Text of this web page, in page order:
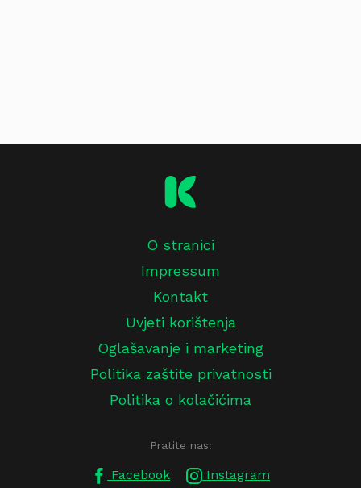
O stranici
Impressum
Kontakt
Uvjeti korištenja
Oglašavanje i marketing
Politika zaštite privatnosti
Politika o kolačićima
Pratite nas:
Facebook Instagram